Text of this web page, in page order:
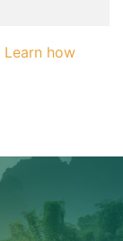
Learn how